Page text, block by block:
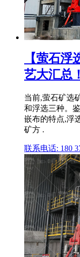
【萤石
艺大汇总！
当前,萤石矿选
和浮选三种。
嵌布的特点,浮
矿方 .
联系电话: 180